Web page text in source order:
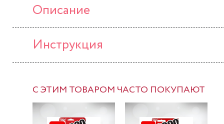
Описание
Инструкция
С ЭТИМ ТОВАРОМ ЧАСТО ПОКУПАЮТ